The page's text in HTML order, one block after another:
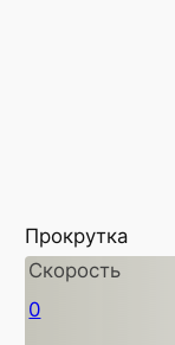
Прокрутка
Скорость
0